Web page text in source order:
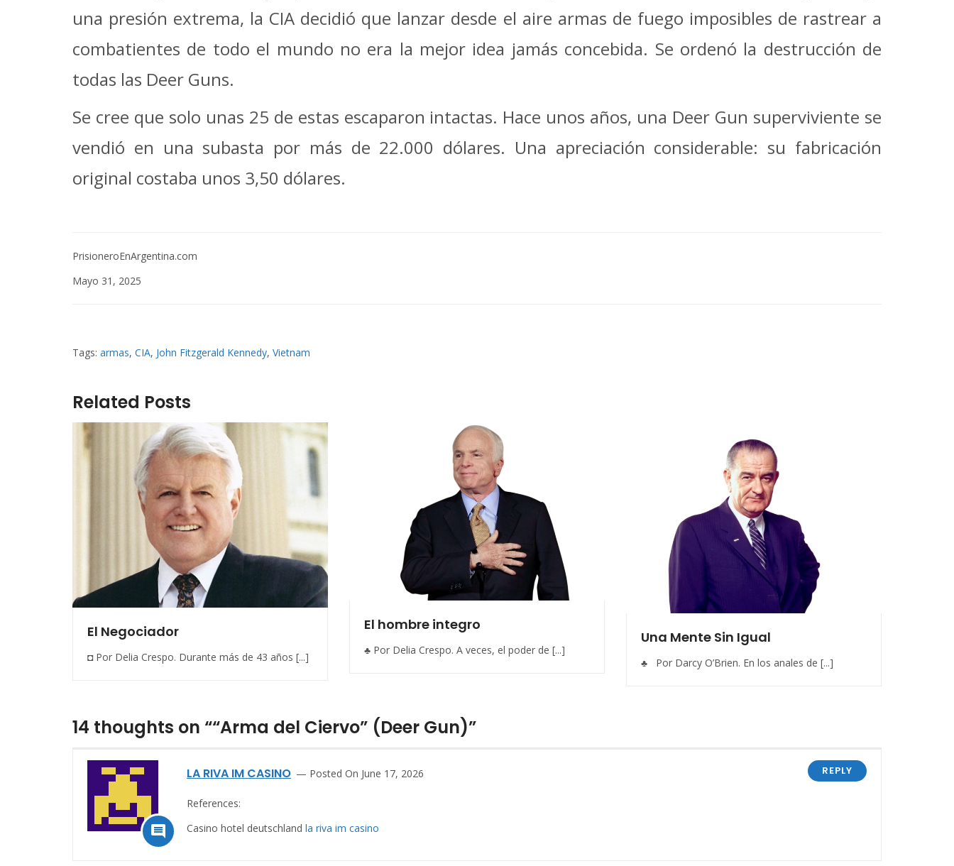
una presión extrema, la CIA decidió que lanzar desde el aire armas de fuego imposibles de rastrear a
combatientes de todo el mundo no era la mejor idea jamás concebida. Se ordenó la destrucción de
todas las Deer Guns.
Se cree que solo unas 25 de estas escaparon intactas. Hace unos años, una Deer Gun superviviente se
vendió en una subasta por más de 22.000 dólares. Una apreciación considerable: su fabricación
original costaba unos 3,50 dólares.
PrisioneroEnArgentina.com
Mayo 31, 2025
Tags: armas, CIA, John Fitzgerald Kennedy, Vietnam
Related Posts
El Negociador
◘ Por Delia Crespo. Durante más de 43 años [...]
El hombre integro
♣ Por Delia Crespo. A veces, el poder de [...]
Una Mente Sin Igual
♣ Por Darcy O’Brien. En los anales de [...]
14 thoughts on ““Arma del Ciervo” (Deer Gun)”

LA RIVA IM CASINO Posted On June 17, 2026 REPLY
References:
Casino hotel deutschland la riva im casino